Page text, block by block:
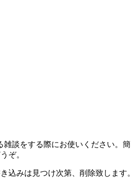
雑談をする際にお使いください。簡
ぞ。
込みは見つけ次第、削除致します。